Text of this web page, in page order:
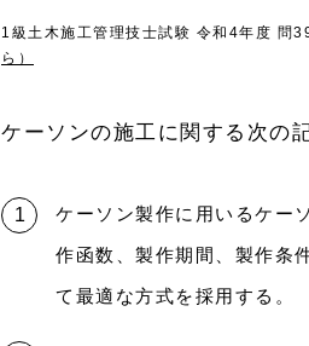
1級土木施工管理技士試験 令和4年度 問
ら）
ケーソンの施工に関する次の
ケーソン製作に用いるケー
作函数、製作期間、製作条
て最適な方式を採用する。